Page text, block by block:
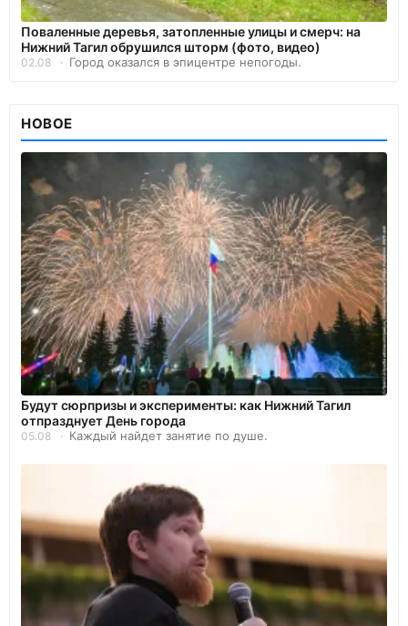
Поваленные деревья, затопленные улицы и смерч: на
Нижний Тагил обрушился шторм (фото, видео)
02.08 Город оказался в эпицентре непогоды.
НОВОЕ
Будут сюрпризы и эксперименты: как Нижний Тагил
отпразднует День города
05.08 Каждый найдет занятие по душе.